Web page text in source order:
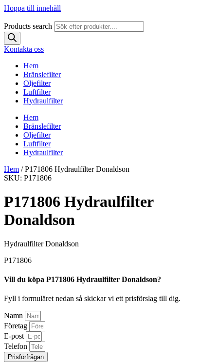
Hoppa till innehåll
Products search
Kontakta oss
Hem
Bränslefilter
Oljefilter
Luftfilter
Hydraulfilter
Hem
Bränslefilter
Oljefilter
Luftfilter
Hydraulfilter
Hem / P171806 Hydraulfilter Donaldson
SKU: P171806
P171806 Hydraulfilter
Donaldson
Hydraulfilter Donaldson
P171806
Vill du köpa P171806 Hydraulfilter Donaldson?
Fyll i formuläret nedan så skickar vi ett prisförslag till dig.
Namn
Företag
E-post
Telefon
Prisförfrågan